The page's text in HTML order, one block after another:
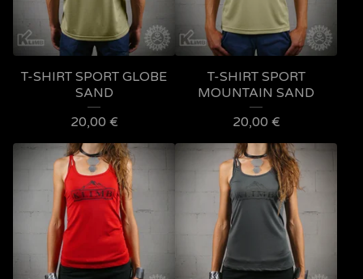
T-SHIRT SPORT GLOBE
SAND
20,00 €
T-SHIRT SPORT
MOUNTAIN SAND
20,00 €